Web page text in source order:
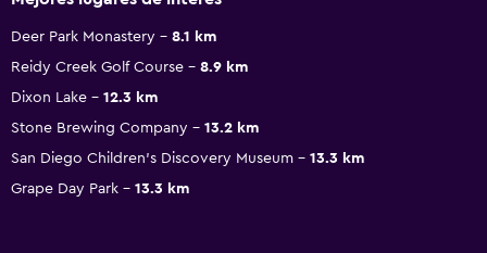
Deer Park Monastery
8.1 km
Reidy Creek Golf Course
8.9 km
Dixon Lake
12.3 km
Stone Brewing Company
13.2 km
San Diego Children's Discovery Museum
13.3 km
Grape Day Park
13.3 km